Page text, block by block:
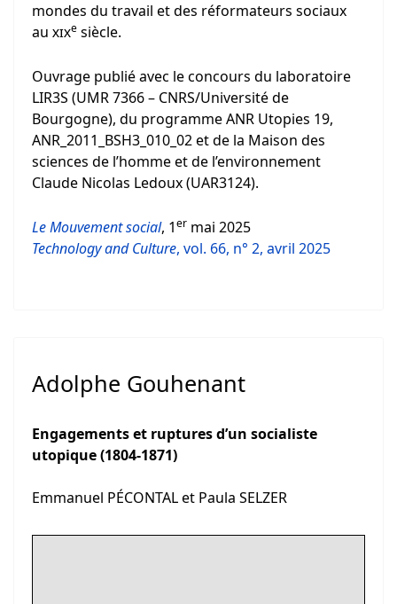
mondes du travail et des réformateurs sociaux
au xixe siècle.
Ouvrage publié avec le concours du laboratoire
LIR3S (UMR 7366 – CNRS/Université de
Bourgogne), du programme ANR Utopies 19,
ANR_2011_BSH3_010_02 et de la Maison des
sciences de l’homme et de l’environnement
Claude Nicolas Ledoux (UAR3124).
Le Mouvement social, 1er mai 2025
Technology and Culture, vol. 66, n° 2, avril 2025
Adolphe Gouhenant
Engagements et ruptures d’un socialiste
utopique (1804-1871)
Emmanuel PÉCONTAL et Paula SELZER